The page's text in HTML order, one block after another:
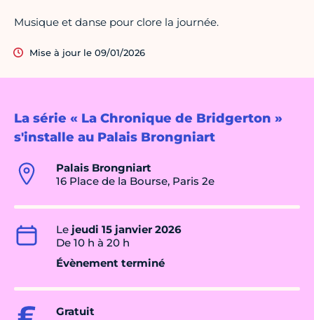
La série « La Chronique de Bridgerton »
s'installe au Palais Brongniart
Palais Brongniart
16 Place de la Bourse, Paris 2e
Le jeudi 15 janvier 2026
De 10 h à 20 h
Évènement terminé
Gratuit
Musique et danse pour clore la journée.
Mise à jour le 09/01/2026